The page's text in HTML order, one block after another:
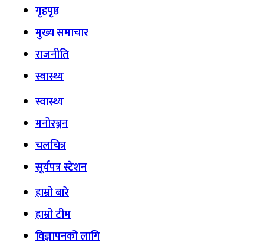
गृहपृष्ठ
मुख्य समाचार
राजनीति
स्वास्थ्य
स्वास्थ्य
मनोरञ्जन
चलचित्र
सूर्यपत्र स्टेशन
हाम्रो बारे
हाम्रो टीम
विज्ञापनको लागि